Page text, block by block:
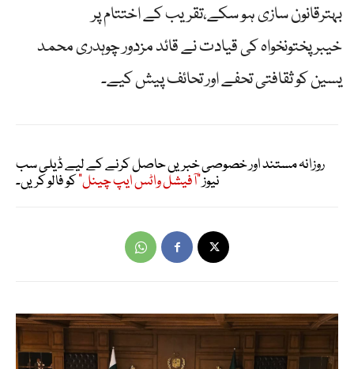
بہترقانون سازی ہو سکے،تقریب کے اختتام پر
خیبرپختونخواہ کی قیادت نے قائد مزدور چوہدری محمد
یسین کو ثقافتی تحفے اور تحائف پیش کیے۔
روزانہ مستند اور خصوصی خبریں حاصل کرنے کے لیے ڈیلی سب
نیوز"آفیشل واٹس ایپ چینل"کو فالو کریں۔